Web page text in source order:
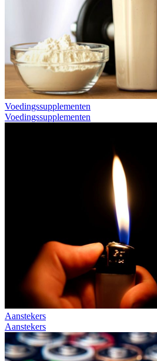
Voedingssupplementen
Voedingssupplementen
Aanstekers
Aanstekers